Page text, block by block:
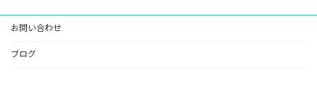
お問い合わせ
ブログ